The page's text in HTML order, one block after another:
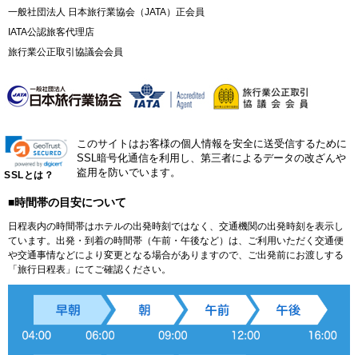
一般社団法人 日本旅行業協会（JATA）正会員
IATA公認旅客代理店
旅行業公正取引協議会会員
SSLとは？
このサイトはお客様の個人情報を安全に送受信するために
SSL暗号化通信を利用し、第三者によるデータの改ざんや
盗用を防いでいます。
■時間帯の目安について
日程表内の時間帯はホテルの出発時刻ではなく、交通機関の出発時刻を表示し
ています。出発・到着の時間帯（午前・午後など）は、ご利用いただく交通便
や交通事情などにより変更となる場合がありますので、ご出発前にお渡しする
「旅行日程表」にてご確認ください。